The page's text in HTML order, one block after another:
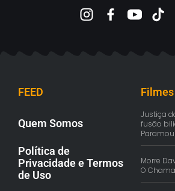
FEED
Quem Somos
Política de
Privacidade e Termos
de Uso
Justiça
fusão
Morre
O